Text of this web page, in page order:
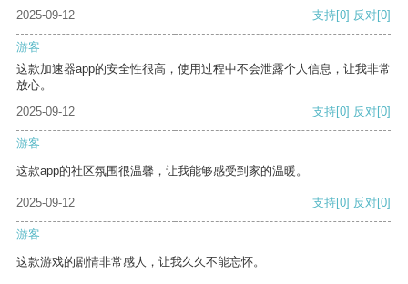
2025-09-12 支持[0] 反对[0]
游客
这款加速器app的安全性很高，使用过程中不会泄露个人信息，让我非常
放心。
2025-09-12
支持[0] 反对[0]
游客
这款app的社区氛围很温馨，让我能够感受到家的温暖。
2025-09-12 支持[0] 反对[0]
游客
这款游戏的剧情非常感人，让我久久不能忘怀。